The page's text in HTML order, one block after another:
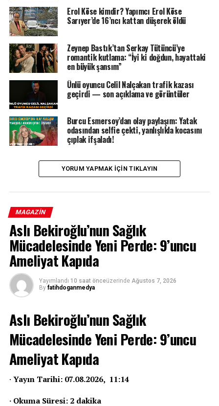
Erol Köse kimdir? Yapımcı Erol Köse
Sarıyer’de 16’ncı kattan düşerek öldü
Zeynep Bastık’tan Serkay Tütüncü’ye
romantik kutlama: “İyi ki doğdun, hayattaki
en büyük şansım”
Ünlü oyuncu Celil Nalçakan trafik kazası
geçirdi — son açıklama ve görüntüler
Burcu Esmersoy’dan olay paylaşım: Yatak
odasından selfie çekti, yanlışlıkla kocasını
çıplak ifşaladı!
YORUM YAPMAK IÇIN TIKLAYIN
MAGAZIN
Aslı Bekiroğlu’nun Sağlık
Mücadelesinde Yeni Perde: 9’uncu
Ameliyat Kapıda
Yayımlandı 10 saat önceüzerinde Ağustos 7, 2026
By fatihdoganmedya
Aslı Bekiroğlu’nun Sağlık
Mücadelesinde Yeni Perde: 9’uncu
Ameliyat Kapıda
· Yayın Tarihi: 07.08.2026, 11:14
· Okuma Süresi: 2 dakika